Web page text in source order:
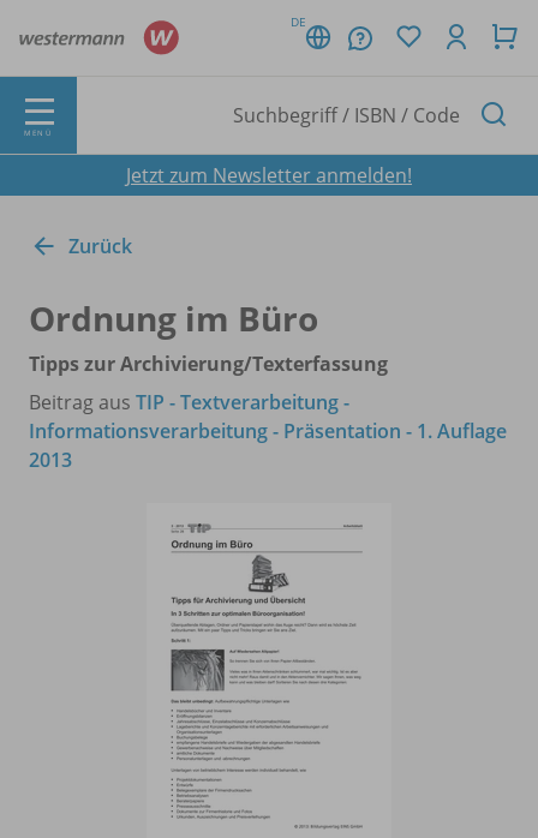
DE
MENÜ
Jetzt zum Newsletter anmelden!
Zurück
Ordnung im Büro
Tipps zur Archivierung/Texterfassung
Beitrag aus TIP - Textverarbeitung -
Informationsverarbeitung - Präsentation - 1. Auflage
2013